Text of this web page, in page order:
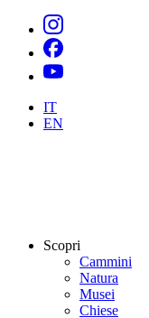
IT
EN
Scopri
Cammini
Natura
Musei
Chiese